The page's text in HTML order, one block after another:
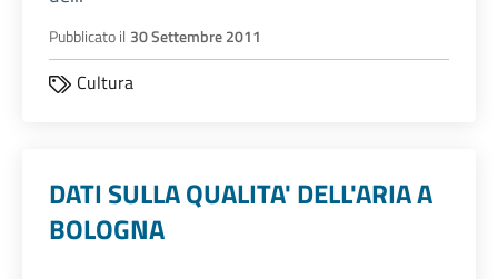
Pubblicato il 30 Settembre 2011
Cultura
DATI SULLA QUALITA' DELL'ARIA A
BOLOGNA